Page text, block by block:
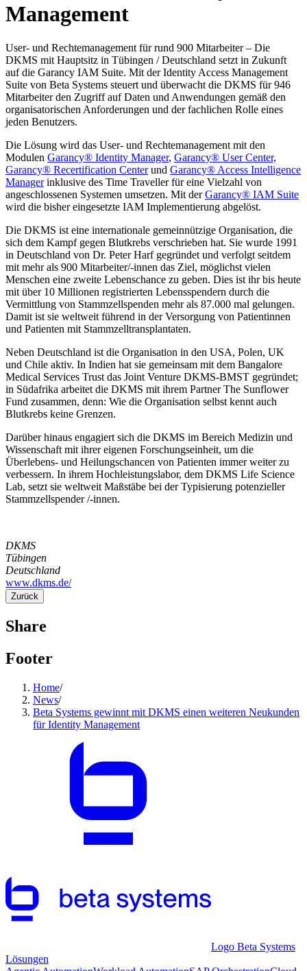
Management
User- und Rechtemanagement für rund 900 Mitarbeiter – Die
DKMS mit Hauptsitz in Tübingen / Deutschland setzt in Zukunft
auf die Garancy IAM Suite. Mit der Identity Access Management
Suite von Beta Systems steuert und überwacht die DKMS für 946
Mitarbeiter den Zugriff auf Daten und Anwendungen gemäß den
organisatorischen Anforderungen und der fachlichen Rolle eines
jeden Benutzers.
Die Lösung wird das User- und Rechtemanagement mit den
Modulen Garancy® Identity Manager, Garancy® User Center,
Garancy® Recertification Centerund Garancy® Access Intelligence
Managerinklusive des Time Traveller für eine Vielzahl von
angeschlossenen Systemen umsetzen. Mit derGarancy® IAM Suite
wird die bisher eingesetzte IAM Implementierung abgelöst.
Die DKMS ist eine internationale gemeinnützige Organisation, die
sich dem Kampf gegen Blutkrebs verschrieben hat. Sie wurde 1991
in Deutschland von Dr. Peter Harf gegründet und verfolgt seitdem
mit mehr als 900 Mitarbeiter/-innen das Ziel, möglichst vielen
Menschen eine zweite Lebenschance zu geben. Dies ist ihr bis heute
mit über 10 Millionen registrierten Lebensspendern durch die
Vermittlung von Stammzellspenden mehr als 87.000 mal gelungen.
Damit ist sie weltweit führend in der Versorgung von Patientinnen
und Patienten mit Stammzelltransplantaten.
Neben Deutschland ist die Organisation in den USA, Polen, UK
und Chile aktiv. In Indien hat sie gemeinsam mit dem Bangalore
Medical Services Trust das Joint Venture DKMS-BMST gegründet;
in Südafrika arbeitet die DKMS mit ihrem Partner The Sunflower
Fund zusammen, denn: Wie die Organisation selbst kennt auch
Blutkrebs keine Grenzen.
Darüber hinaus engagiert sich die DKMS im Bereich Medizin und
Wissenschaft mit ihrer eigenen Forschungseinheit, um die
Überlebens- und Heilungschancen von Patienten immer weiter zu
verbessern. In ihrem Hochleistungslabor, dem DKMS Life Science
Lab, setzt sie weltweit Maßstäbe bei der Typisierung potenzieller
Stammzellspender /-innen.
DKMS
Tübingen
Deutschland
www.dkms.de/
Zurück
Share
Footer
Home/
News/
Beta Systems gewinnt mit DKMS einen weiteren Neukunden
für Identity Management
Logo Beta Systems
Lösungen